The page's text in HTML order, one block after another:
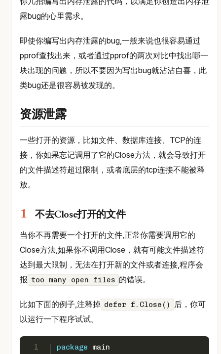
露bug的心里需求。
即使你编写出内存泄露的bug,一般来说也很容易通过
pprof查找出来，或者通过pprof的两次对比中找出哪一
块出现的问题，所以不要因为写出bug就沾沾自喜，此
类bug还是很容易被发现的。
资源泄露
一些打开的资源，比如文件、数据库连接、TCP的连
接，你如果忘记调用了它的Close方法，就会导致打开
的文件描述符超过限制，或者底层的tcp连接不能被释
放。
不去Close打开的文件
当你不再需要一个打开的文件,正常你需要调用它的
Close方法,如果你不调用Close，就有可能文件描述符
达到最大限制，无法在打开新的文件或者连接,程序会
报 too many open files 的错误。
比如下面的例子,注释掉 defer f.Close()
后，你可
以运行一下程序试试。
1
package main